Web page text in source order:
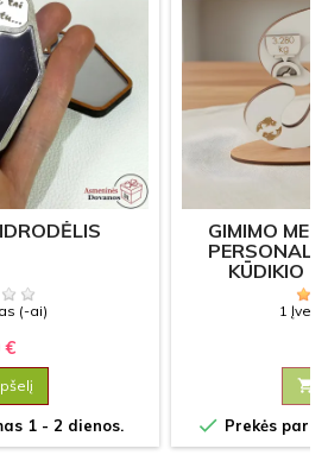
(-ai)
€
1 - 2 dienos.
GIMIMO
KŪDIKIO
1

 Prekės